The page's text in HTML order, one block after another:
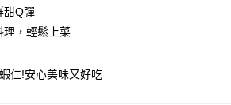
後付
甜Q彈
理，輕鬆上菜
仁!安心美味又好吃